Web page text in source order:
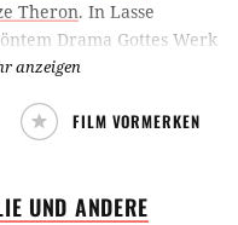
Theron. In Lasse
Drama Gottes Werk
Tobey Maguire aus
des
aus, um die Welt zu
anzeigen
FILM VORMERKEN
UND ANDERE